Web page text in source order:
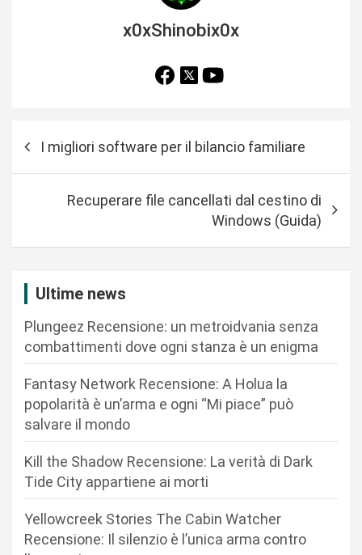
x0xShinobix0x
I migliori software per il bilancio familiare
Recuperare file cancellati dal cestino di
Windows (Guida)
Ultime news
Plungeez Recensione: un metroidvania senza
combattimenti dove ogni stanza è un enigma
Fantasy Network Recensione: A Holua la
popolarità è un’arma e ogni “Mi piace” può
salvare il mondo
Kill the Shadow Recensione: La verità di Dark
Tide City appartiene ai morti
Yellowcreek Stories The Cabin Watcher
Recensione: Il silenzio è l’unica arma contro